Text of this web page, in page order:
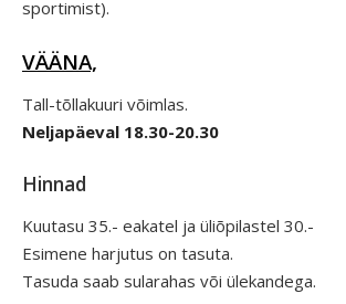
sportimist).
VÄÄNA,
Tall-tõllakuuri võimlas.
Neljapäeval 18.30-20.30
Hinnad
Kuutasu 35.- eakatel ja üliõpilastel 30.-
Esimene harjutus on tasuta.
Tasuda saab sularahas või ülekandega.